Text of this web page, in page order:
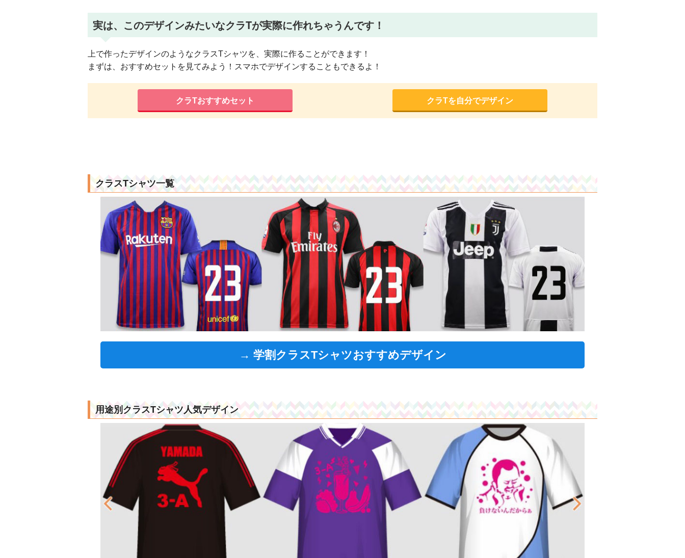
実は、このデザインみたいなクラTが実際に作れちゃうんです！
上で作ったデザインのようなクラスTシャツを、実際に作ることができます！
まずは、おすすめセットを見てみよう！スマホでデザインすることもできるよ！
クラTおすすめセット クラTを自分でデザイン
クラスTシャツ一覧
→ 学割クラスTシャツおすすめデザイン
用途別クラスTシャツ人気デザイン